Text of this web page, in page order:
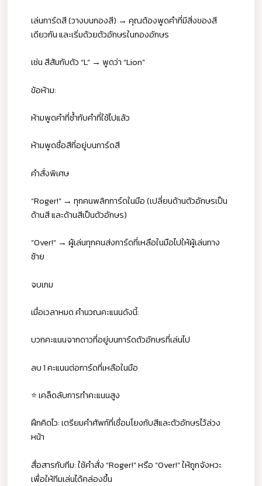
เล่นการ์ดสี (วางบนกองสี) → คุณต้องพูดคำที่มีสิ่งของสี
เดียวกัน และเริ่มด้วยตัวอักษรในกองอักษร
เช่น สีส้มกับตัว “L” → พูดว่า “Lion”
ข้อห้าม:
ห้ามพูดคำที่ซ้ำกับคำที่ใช้ไปแล้ว
ห้ามพูดชื่อสีที่อยู่บนการ์ดสี
คำสั่งพิเศษ
“Roger!” → ทุกคนพลิกการ์ดในมือ (เปลี่ยนด้านตัวอักษรเป็น
ด้านสี และด้านสีเป็นตัวอักษร)
“Over!” → ผู้เล่นทุกคนส่งการ์ดที่เหลือในมือไปให้ผู้เล่นทาง
ซ้าย
จบเกม
เมื่อเวลาหมด คำนวณคะแนนดังนี้:
บวกคะแนนจากดาวที่อยู่บนการ์ดตัวอักษรที่เล่นไป
ลบ 1 คะแนนต่อการ์ดที่เหลือในมือ
⭐ เคล็ดลับการทำคะแนนสูง
ฝึกคิดไว: เตรียมคำศัพท์ที่เชื่อมโยงกับสีและตัวอักษรไว้ล่วง
หน้า
สื่อสารกับทีม: ใช้คำสั่ง “Roger!” หรือ “Over!” ให้ถูกจังหวะ
เพื่อให้ทีมเล่นได้คล่องขึ้น